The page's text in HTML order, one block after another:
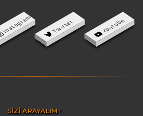
Instagram Twitter Youtube
SİZİ ARAYALIM !